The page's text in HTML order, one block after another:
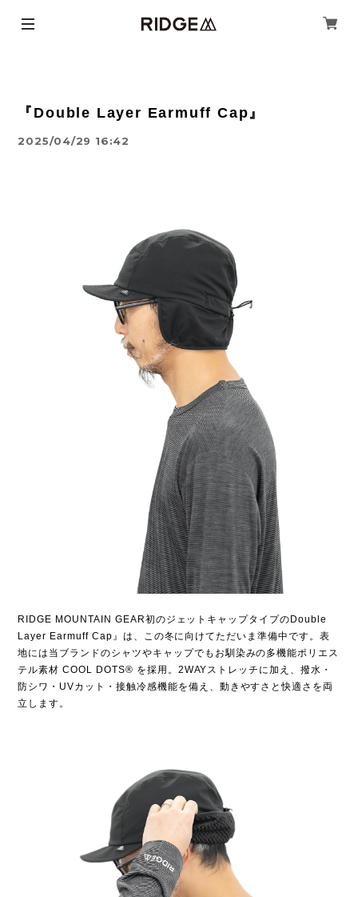
『Double Layer Earmuff Cap』
2025/04/29 16:42
RIDGE MOUNTAIN GEAR初のジェットキャップタイプのDouble
Layer Earmuff Cap』は、この冬に向けてただいま準備中です。表
地には当ブランドのシャツやキャップでもお馴染みの多機能ポリエス
テル素材 COOL DOTS® を採用。2WAYストレッチに加え、撥水・
防シワ・UVカット・接触冷感機能を備え、動きやすさと快適さを両
立します​。